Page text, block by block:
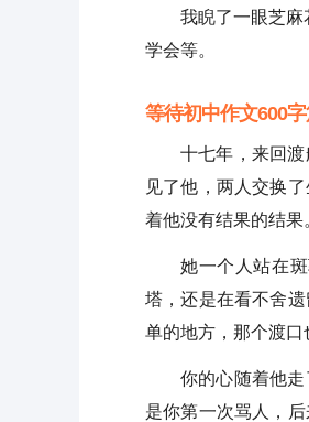
我睨了一眼芝
学会等。
等待初中作文600字
十七年，来回
见了他，两人交换
着他没有结果的结果
她一个人站在
塔，还是在看不舍
单的地方，那个渡口
你的心随着他
是你第一次骂人，